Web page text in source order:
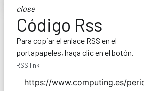
close
Código Rss
Para copiar el enlace RSS en el
portapapeles, haga clic en el botón.
RSS link